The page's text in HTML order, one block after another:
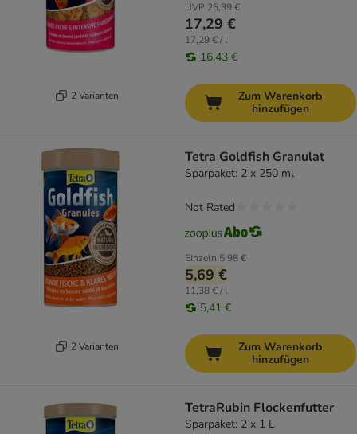
2 Varianten
UVP 25,39 €
17,29 €
17,29 € / l
16,43 €
Zum Warenkorb
hinzufügen
2 Varianten
Tetra Goldfish Granulat
Sparpaket: 2 x 250 ml
Einzeln 5,98 €
5,69 €
11,38 € / l
5,41 €
Not Rated
Zum Warenkorb
hinzufügen
TetraRubin Flockenfutter
Sparpaket: 2 x 1 L